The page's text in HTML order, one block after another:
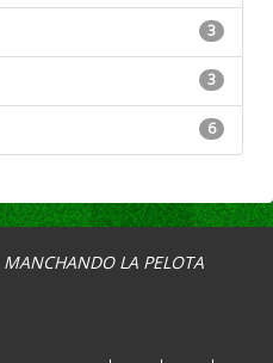
3
3
6
MANCHANDO LA PELOTA